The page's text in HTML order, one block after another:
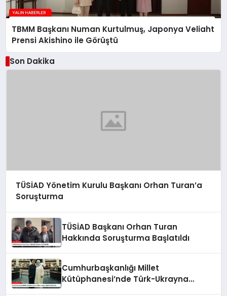
TBMM Başkanı Numan Kurtulmuş, Japonya Veliaht
Prensi Akishino ile Görüştü
Son Dakika
TÜSİAD Yönetim Kurulu Başkanı Orhan Turan’a
Soruşturma
TÜSİAD Başkanı Orhan Turan
Hakkında Soruşturma Başlatıldı
Cumhurbaşkanlığı Millet
Kütüphanesi’nde Türk-Ukrayna